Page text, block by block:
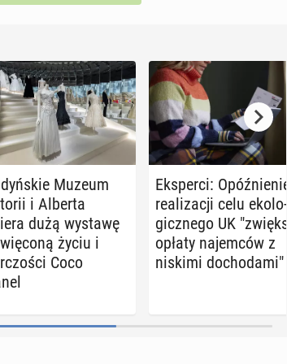
Muzeum
i Alberta
dużą wystawę
życiu i
Coco
Eks­per­ci: Opóź­nie­nie
re­ali­za­cji celu eko­lo­
gicz­ne­go UK
opłaty na­jem­ców z
niskimi do­cho­da­mi"